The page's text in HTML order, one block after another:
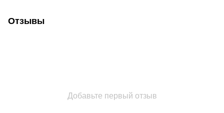
Отзывы
Добавьте первый отзыв